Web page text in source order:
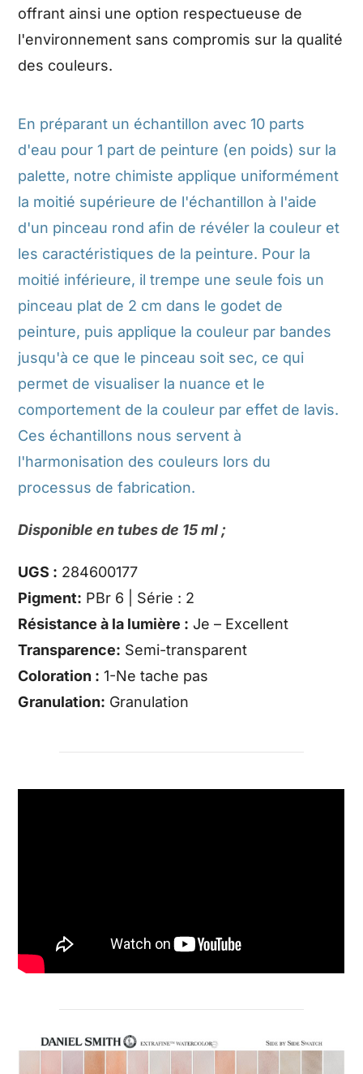
offrant ainsi une option respectueuse de
l'environnement sans compromis sur la qualité
des couleurs.
En préparant un échantillon avec 10 parts
d'eau pour 1 part de peinture (en poids) sur la
palette, notre chimiste applique uniformément
la moitié supérieure de l'échantillon à l'aide
d'un pinceau rond afin de révéler la couleur et
les caractéristiques de la peinture. Pour la
moitié inférieure, il trempe une seule fois un
pinceau plat de 2 cm dans le godet de
peinture, puis applique la couleur par bandes
jusqu'à ce que le pinceau soit sec, ce qui
permet de visualiser la nuance et le
comportement de la couleur par effet de lavis.
Ces échantillons nous servent à
l'harmonisation des couleurs lors du
processus de fabrication.
Disponible en tubes de 15 ml ;
UGS : 284600177
Pigment: PBr 6 | Série : 2
Résistance à la lumière : Je – Excellent
Transparence: Semi-transparent
Coloration : 1-Ne tache pas
Granulation: Granulation